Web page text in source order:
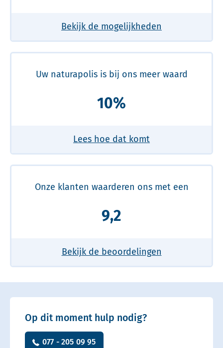
Bekijk de mogelijkheden
Uw naturapolis is bij ons meer waard
10%
Lees hoe dat komt
Onze klanten waarderen ons met een
9,2
Bekijk de beoordelingen
Op dit moment hulp nodig?
077 - 205 09 95